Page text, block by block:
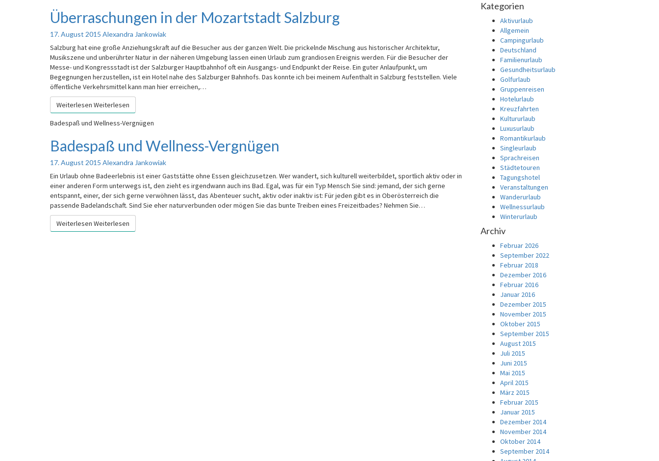
Überraschungen in der Mozartstadt Salzburg
17. August 2015 Alexandra Jankowiak
Salzburg hat eine große Anziehungskraft auf die Besucher aus der ganzen Welt. Die prickelnde Mischung aus historischer Architektur,
Musikszene und unberührter Natur in der näheren Umgebung lassen einen Urlaub zum grandiosen Ereignis werden. Für die Besucher der
Messe- und Kongressstadt ist der Salzburger Hauptbahnhof oft ein Ausgangs- und Endpunkt der Reise. Ein guter Anlaufpunkt, um
Begegnungen herzustellen, ist ein Hotel nahe des Salzburger Bahnhofs. Das konnte ich bei meinem Aufenthalt in Salzburg feststellen. Viele
öffentliche Verkehrsmittel kann man hier erreichen,…
Weiterlesen Weiterlesen
Badespaß und Wellness-Vergnügen
Badespaß und Wellness-Vergnügen
17. August 2015 Alexandra Jankowiak
Ein Urlaub ohne Badeerlebnis ist einer Gaststätte ohne Essen gleichzusetzen. Wer wandert, sich kulturell weiterbildet, sportlich aktiv oder in
einer anderen Form unterwegs ist, den zieht es irgendwann auch ins Bad. Egal, was für ein Typ Mensch Sie sind: jemand, der sich gerne
entspannt, einer, der sich gerne verwöhnen lässt, das Abenteuer sucht, aktiv oder inaktiv ist: Für jeden gibt es in Oberösterreich die
passende Badelandschaft. Sind Sie eher naturverbunden oder mögen Sie das bunte Treiben eines Freizeitbades? Nehmen Sie…
Weiterlesen Weiterlesen
Kategorien
Aktivurlaub
Allgemein
Campingurlaub
Deutschland
Familienurlaub
Gesundheitsurlaub
Golfurlaub
Gruppenreisen
Hotelurlaub
Kreuzfahrten
Kultururlaub
Luxusurlaub
Romantikurlaub
Singleurlaub
Sprachreisen
Städtetouren
Tagungshotel
Veranstaltungen
Wanderurlaub
Wellnessurlaub
Winterurlaub
Archiv
Februar 2026
September 2022
Februar 2018
Dezember 2016
Februar 2016
Januar 2016
Dezember 2015
November 2015
Oktober 2015
September 2015
August 2015
Juli 2015
Juni 2015
Mai 2015
April 2015
März 2015
Februar 2015
Januar 2015
Dezember 2014
November 2014
Oktober 2014
September 2014